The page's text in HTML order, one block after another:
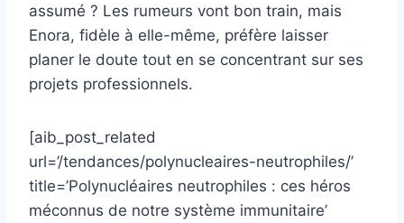
assumé ? Les rumeurs vont bon train, mais
Enora, fidèle à elle-même, préfère laisser
planer le doute tout en se concentrant sur ses
projets professionnels.
[aib_post_related
url=’/tendances/polynucleaires-neutrophiles/’
title=’Polynucléaires neutrophiles : ces héros
méconnus de notre système immunitaire’